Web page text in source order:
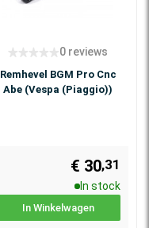
0 reviews
Remhevel BGM Pro Cnc
Abe (Vespa (Piaggio))
€ 30,31
In stock
In Winkelwagen